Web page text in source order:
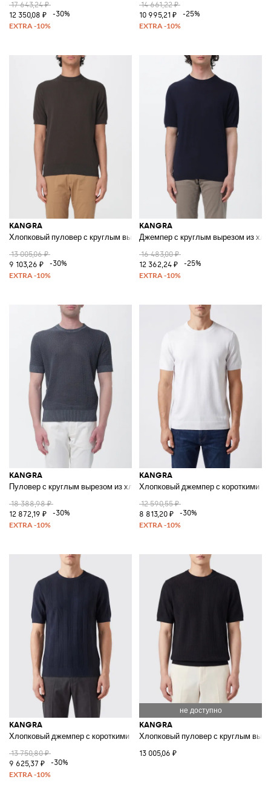
17 643,24 ₽
12 350,08 ₽
-30%
14 661,22 ₽
10 995,21 ₽
-25%
KANGRA
Хлопковый пуловер с круглым вырезом
13 005,06 ₽
9 103,26 ₽
-30%
KANGRA
Джемпер с круглым вырезом из
16 483,00 ₽
12 362,24 ₽
-25%
KANGRA
Пуловер с круглым вырезом из хлопка
18 388,98 ₽
12 872,19 ₽
-30%
KANGRA
Хлопковый джемпер с короткими
12 590,55 ₽
8 813,20 ₽
-30%
KANGRA
Хлопковый джемпер с короткими рукавами и круглым вырезом в рубчик
13 750,80 ₽
9 625,37 ₽
-30%
KANGRA
Хлопковый пуловер с круглым
13 005,06 ₽